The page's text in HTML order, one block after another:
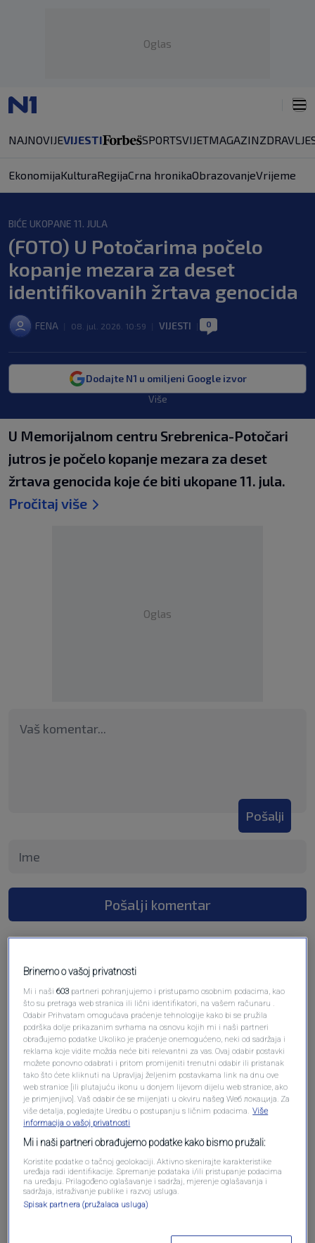
Oglas
NAJNOVIJEVIJESTI SPORTSVIJETMAGAZINZDRAVLJE
EkonomijaKulturaRegijaCrna hronikaObrazovanjeVrijeme
BIĆE UKOPANE 11. JULA
(FOTO) U Potočarima počelo
kopanje mezara za deset
identifikovanih žrtava genocida
FENA 08. jul. 2026. 10:59 VIJESTI 0
Dodajte N1 u omiljeni Google izvor
Više
U Memorijalnom centru Srebrenica-Potočari
jutros je počelo kopanje mezara za deset
žrtava genocida koje će biti ukopane 11. jula.
Pročitaj više
Oglas
Pošalji
Pošalji komentar
Oglas
Oglas
Brinemo o vašoj privatnosti
Mi i naši603 partneri pohranjujemo i pristupamo osobnim podacima, kao
što su pretraga web stranica ili lični identifikatori, na vašem računaru .
Odabir Prihvatam omogućava praćenje tehnologije kako bi se pružila
podrška dolje prikazanim svrhama na osnovu kojih mi i naši partneri
obrađujemo podatke Ukoliko je praćenje onemogućeno, neki od sadržaja i
reklama koje vidite možda neće biti relevantni za vas. Ovaj odabir postavki
možete ponovno odabrati i pritom promijeniti trenutni odabir ili pristanak
tako što ćete kliknuti na Upravljaj željenim postavkama link na dnu ove
web stranice [ili plutajuću ikonu u donjem lijevom dijelu web stranice, ako
je primjenjivo]. Vaš odabir će se mijenjati u okviru našeg Wеб локација. Za
više detalja, pogledajte Uredbu o postupanju s ličnim podacima. Više
informacija o vašoj privatnosti
Mi i naši partneri obrađujemo podatke kako bismo pružali:
Koristite podatke o tačnoj geolokaciji. Aktivno skenirajte karakteristike
uređaja radi identifikacije. Spremanje podataka i/ili pristupanje podacima
na uređaju. Prilagođeno oglašavanje i sadržaj, mjerenje oglašavanja i
sadržaja, istraživanje publike i razvoj usluga.
Spisak partnera (pružalaca usluga)